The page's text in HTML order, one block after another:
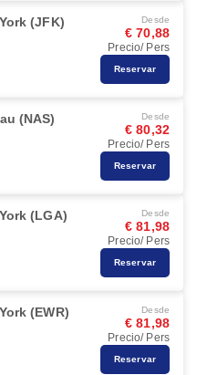
(JFK) Desde
€ 70,88
Precio/ Pers
Reservar
(NAS) Desde
€ 80,32
Precio/ Pers
Reservar
(LGA) Desde
€ 81,98
Precio/ Pers
Reservar
(EWR) Desde
€ 81,98
Precio/ Pers
Reservar